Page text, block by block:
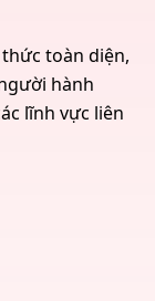
toàn diện,
hành
lĩnh vực liên